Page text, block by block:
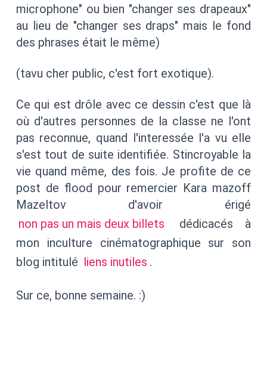
microphone" ou bien "changer ses drapeaux"
au lieu de "changer ses draps" mais le fond
des phrases était le même)
(tavu cher public, c'est fort exotique).
Ce qui est drôle avec ce dessin c'est que là
où d'autres personnes de la classe ne l'ont
pas reconnue, quand l'interessée l'a vu elle
s'est tout de suite identifiée. Stincroyable la
vie quand même, des fois. Je profite de ce
post de flood pour remercier Kara mazoff
Mazeltov d'avoir érigé
non pas un mais deux billets
dédicacés à
mon inculture cinématographique sur son
blog intitulé liens inutiles .
Sur ce, bonne semaine. :)